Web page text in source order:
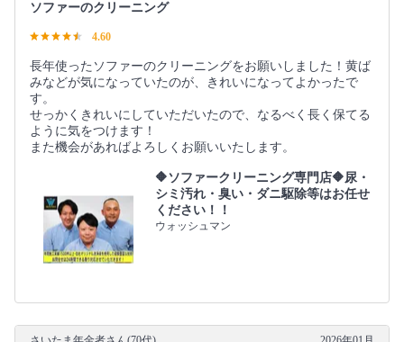
ソファーのクリーニング
4.60
長年使ったソファーのクリーニングをお願いしました！黄ば
みなどが気になっていたのが、きれいになってよかったで
す。
せっかくきれいにしていただいたので、なるべく長く保てる
ように気をつけます！
また機会があればよろしくお願いいたします。
🔶ソファークリーニング専門店🔶尿・
シミ汚れ・臭い・ダニ駆除等はお任せ
ください！！
ウォッシュマン